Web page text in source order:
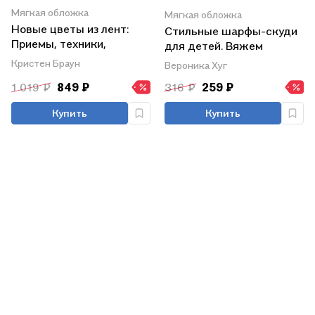
Мягкая обложка
Новые цветы из лент:
Приемы, техники,
мастер-классы
Кристен Браун
1 019 ₽ 849 ₽
Купить
Мягкая обложка
Стильные шарфы-скуди
для детей. Вяжем
спицами
Вероника Хуг
316 ₽ 259 ₽
Купить